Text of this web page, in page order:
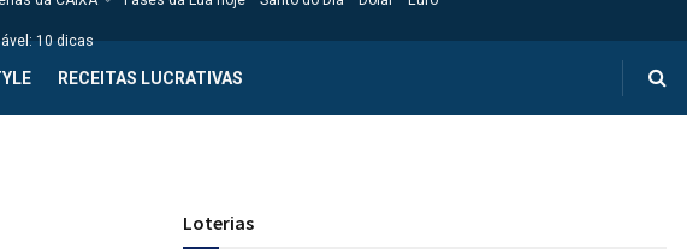
10 dicas
RECEITAS LUCRATIVAS
Loterias